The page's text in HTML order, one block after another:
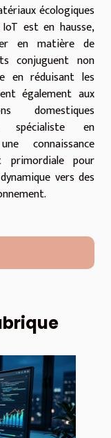
écologiques
est en hausse,
en matière de
conjuguent non
en réduisant les
également aux
domestiques
spécialiste en
connaissance
pour
vers des